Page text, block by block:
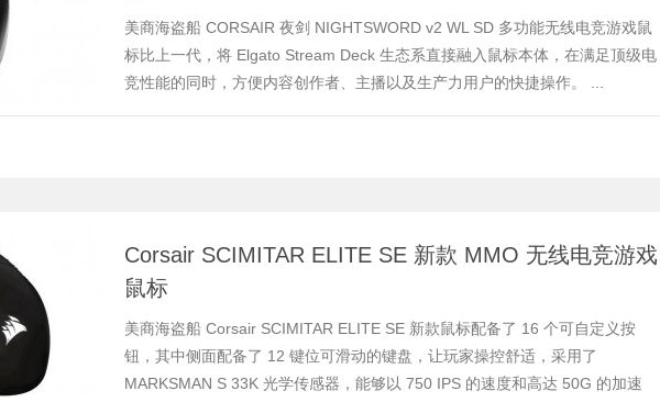
美商海盗船 CORSAIR 夜剑 NIGHTSWORD v2 WL SD 多功能无线电竞游戏鼠
标比上一代，将 Elgato Stream Deck 生态系直接融入鼠标本体，在满足顶级电
竞性能的同时，方便内容创作者、主播以及生产力用户的快捷操作。 ...
Corsair SCIMITAR ELITE SE 新款 MMO 无线电竞游戏
鼠标
美商海盗船 Corsair SCIMITAR ELITE SE 新款鼠标配备了 16 个可自定义按
钮，其中侧面配备了 12 键位可滑动的键盘，让玩家操控舒适，采用了
MARKSMAN S 33K 光学传感器，能够以 750 IPS 的速度和高达 50G 的加速